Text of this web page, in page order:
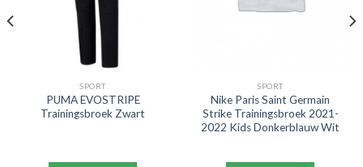
SPORT
PUMA EVOSTRIPE
Trainingsbroek Zwart
SPORT
Nike Paris Saint Germain
Strike Trainingsbroek 2021-
2022 Kids Donkerblauw Wit